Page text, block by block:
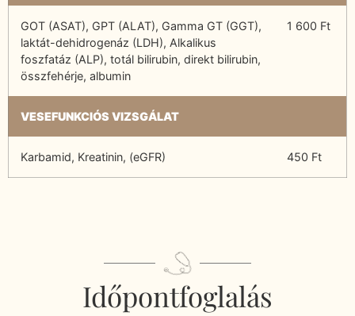
GOT (ASAT), GPT (ALAT), Gamma GT (GGT),
laktát-dehidrogenáz (LDH), Alkalikus
foszfatáz (ALP), totál bilirubin, direkt bilirubin,
összfehérje, albumin
1 600 Ft
VESEFUNKCIÓS VIZSGÁLAT
Karbamid, Kreatinin, (eGFR) 450 Ft
Időpontfoglalás